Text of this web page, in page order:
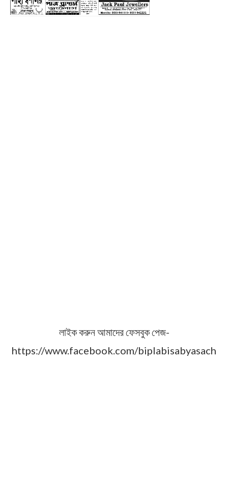
লাইক করুন আমাদের ফেসবুক পেজ-
https://www.facebook.com/biplabisabyasach